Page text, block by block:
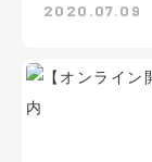
2020.07.09